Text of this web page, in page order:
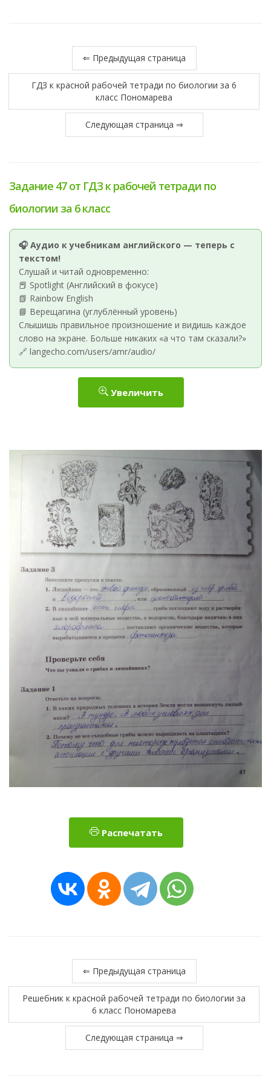
⇐ Предыдущая страница
ГДЗ к красной рабочей тетради по биологии за 6
класс Пономарева
Следующая страница ⇒
Задание 47 от ГДЗ к рабочей тетради по
биологии за 6 класс
🎧 Аудио к учебникам английского — теперь с
текстом!
Слушай и читай одновременно:
📕 Spotlight (Английский в фокусе)
📗 Rainbow English
📘 Верещагина (углублённый уровень)
Слышишь правильное произношение и видишь каждое
слово на экране. Больше никаких «а что там сказали?»
🔗 langecho.com/users/amr/audio/
Увеличить
Распечатать
⇐ Предыдущая страница
Решебник к красной рабочей тетради по биологии за
6 класс Пономарева
Следующая страница ⇒